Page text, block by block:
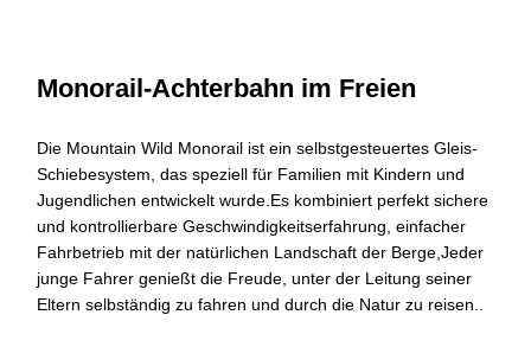
Monorail-Achterbahn im Freien
Die Mountain Wild Monorail ist ein selbstgesteuertes Gleis-
Schiebesystem, das speziell für Familien mit Kindern und
Jugendlichen entwickelt wurde.Es kombiniert perfekt sichere
und kontrollierbare Geschwindigkeitserfahrung, einfacher
Fahrbetrieb mit der natürlichen Landschaft der Berge,Jeder
junge Fahrer genießt die Freude, unter der Leitung seiner
Eltern selbständig zu fahren und durch die Natur zu reisen..